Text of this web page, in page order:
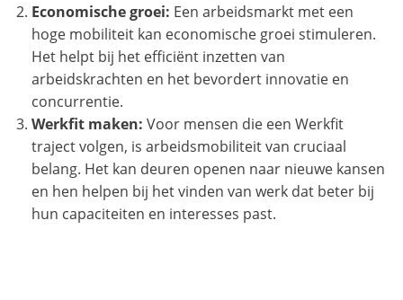
Economische groei: Een arbeidsmarkt met een
hoge mobiliteit kan economische groei stimuleren.
Het helpt bij het efficiënt inzetten van
arbeidskrachten en het bevordert innovatie en
concurrentie.
Werkfit maken: Voor mensen die een Werkfit
traject volgen, is arbeidsmobiliteit van cruciaal
belang. Het kan deuren openen naar nieuwe kansen
en hen helpen bij het vinden van werk dat beter bij
hun capaciteiten en interesses past.